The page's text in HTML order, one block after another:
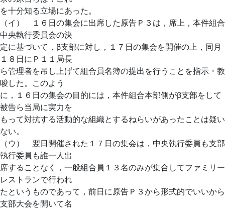
を十分知る立場にあった。
（イ） １６日の集会に出席した原告Ｐ３は，席上，本件組合
中央執行委員会の決
定に基づいて，β支部に対し，１７日の集会を開催の上，同月
１８日にＰ１１局長
ら管理者を吊し上げて組合員名簿の提出を行うことを指示・教
唆した。このよう
に，１６日の集会の目的には，本件組合本部側がβ支部をして
被告ら当局に実力を
もって対抗する活動的な組織とするねらいがあったことは疑い
ない。
（ウ） 翌日開催された１７日の集会は，中央執行委員も支部
執行委員も誰一人出
席することなく，一般組合員１３名のみが集合してファミリー
レストランで行われ
たというものであって，前日に原告Ｐ３から形式的でいいから
支部大会を開いて名